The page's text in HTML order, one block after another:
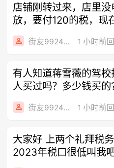
店铺刚转过来，店里
放，要付120的税，现
可
街友99243404 1 小时前
有人知道蒋雪薇的驾
人买过吗？多少钱买的
街友99243404 1 小时前
大家好 上两个礼拜税
2023年税口很低叫我